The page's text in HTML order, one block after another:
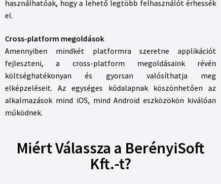
használhatóak, hogy a lehető legtöbb felhasználót érhessék
el.
Cross-platform megoldások
Amennyiben mindkét platformra szeretne applikációt
fejleszteni, a cross-platform megoldásaink révén
költséghatékonyan és gyorsan valósíthatja meg
elképzeléseit. Az egységes kódalapnak köszönhetően az
alkalmazások mind iOS, mind Android eszközökön kiválóan
működnek.
Miért Válassza a BerényiSoft
Kft.-t?